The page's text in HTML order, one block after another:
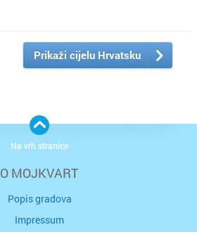
Prikaži cijelu Hrvatsku
O MOJKVART
Popis gradova
Impressum
Na vrh stranice